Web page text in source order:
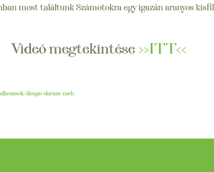
most találtunk Számotokra egy igazán aranyos
Videó megtekintése >>ITT<<
dongo-darazs-meh